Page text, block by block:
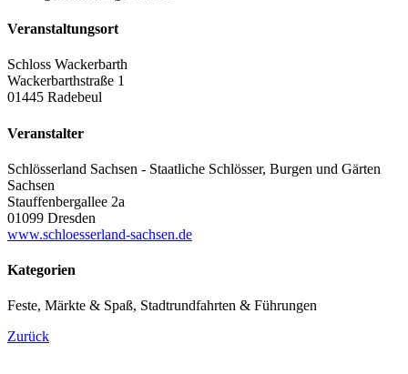
Veranstaltungsort
Schloss Wackerbarth
Wackerbarthstraße 1
01445 Radebeul
Veranstalter
Schlösserland Sachsen - Staatliche Schlösser, Burgen und Gärten
Sachsen
Stauffenbergallee 2a
01099 Dresden
www.schloesserland-sachsen.de
Kategorien
Feste, Märkte & Spaß, Stadtrundfahrten & Führungen
Zurück